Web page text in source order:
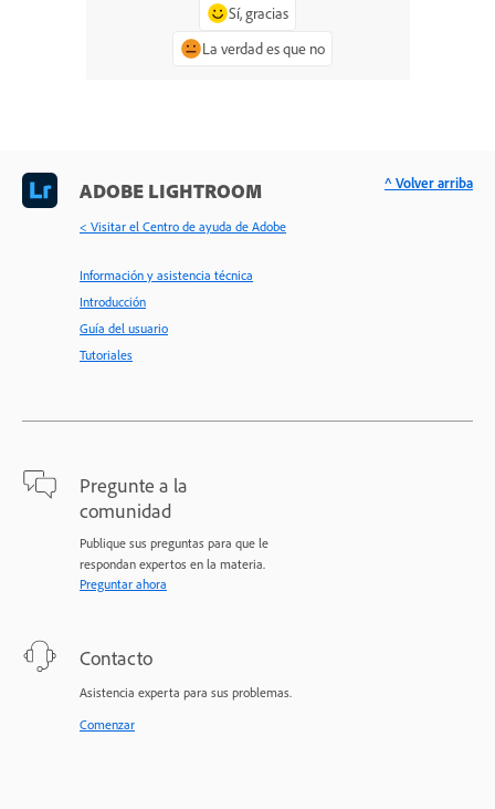
Sí, gracias
La verdad es que no
ADOBE LIGHTROOM
< Visitar el Centro de ayuda de Adobe
Información y asistencia técnica
Introducción
Guía del usuario
Tutoriales
Pregunte a la
comunidad
Publique sus preguntas para que le
respondan expertos en la materia.
Preguntar ahora
Contacto
Asistencia experta para sus problemas.
Comenzar
^ Volver arriba